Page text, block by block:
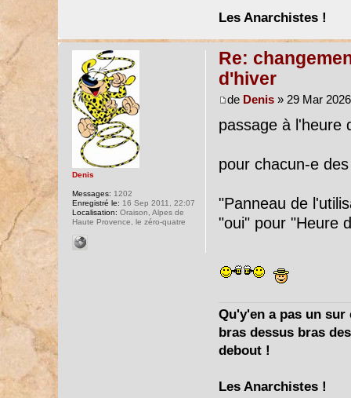
Les Anarchistes !
Re:
d'hiver
de Denis» 29 Mar
passage à l'heure
pour chacun-e
"Panneau de
"oui" pour "Heure
Qu'y'en a pas un
bras dessus bras
debout !
Les Anarchistes !
Denis
Messages: 1202
Enregistré le: 16 Sep 2011, 22:07
Localisation: Oraison, Alpes de
Haute Provence, le zéro-quatre